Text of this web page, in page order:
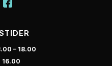
– 18.00
16.00